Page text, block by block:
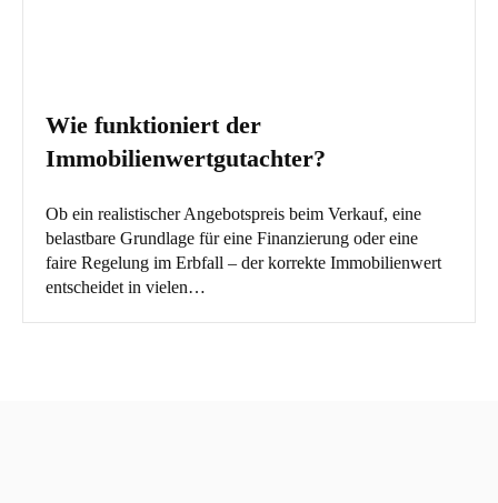
Wie funktioniert der
Immobilienwertgutachter?
Ob ein realistischer Angebotspreis beim Verkauf, eine
belastbare Grundlage für eine Finanzierung oder eine
faire Regelung im Erbfall – der korrekte Immobilienwert
entscheidet in vielen…